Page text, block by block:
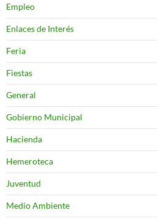
Empleo
Enlaces de Interés
Feria
Fiestas
General
Gobierno Municipal
Hacienda
Hemeroteca
Juventud
Medio Ambiente